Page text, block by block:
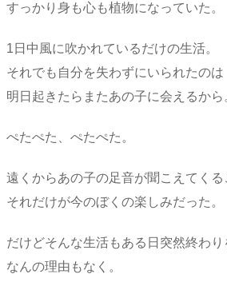
すっかり身も心も植物になっていた。
1日中風に吹かれているだけの生活。
それでも自分を失わずにいられたのは
明日起きたらまたあの子に会えるから
ぺたぺた、ぺたぺた。
遠くからあの子の足音が聞こえてくる
それだけが今のぼくの楽しみだった。
だけどそんな生活もある日突然終わり
なんの理由もなく。